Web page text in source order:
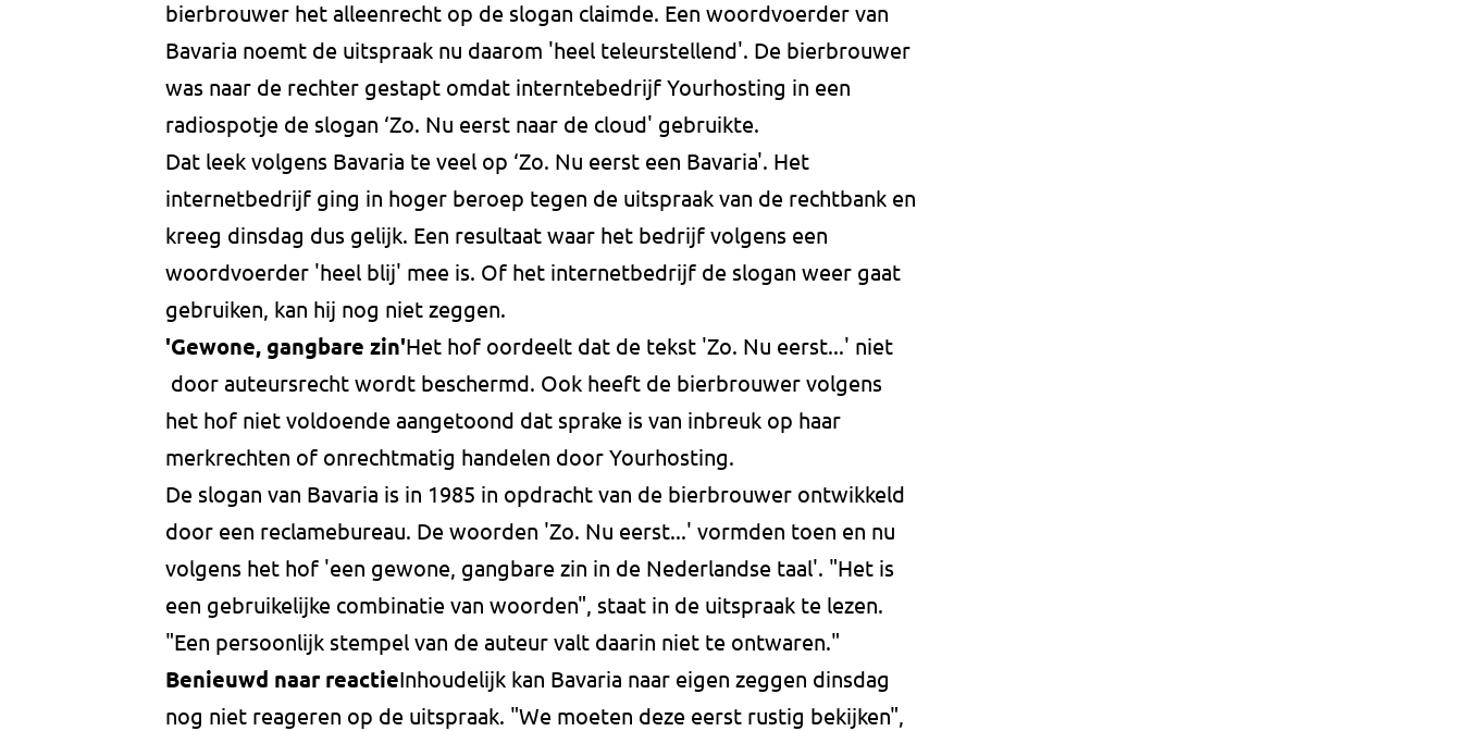
bierbrouwer het alleenrecht op de slogan claimde. Een woordvoerder van
Bavaria noemt de uitspraak nu daarom 'heel teleurstellend'. De bierbrouwer
was naar de rechter gestapt omdat interntebedrijf Yourhosting in een
radiospotje de slogan ‘Zo. Nu eerst naar de cloud' gebruikte.
Dat leek volgens Bavaria te veel op ‘Zo. Nu eerst een Bavaria'. Het
internetbedrijf ging in hoger beroep tegen de uitspraak van de rechtbank en
kreeg dinsdag dus gelijk. Een resultaat waar het bedrijf volgens een
woordvoerder 'heel blij' mee is. Of het internetbedrijf de slogan weer gaat
gebruiken, kan hij nog niet zeggen.
'Gewone, gangbare zin'Het hof oordeelt dat de tekst 'Zo. Nu eerst...' niet
door auteursrecht wordt beschermd. Ook heeft de bierbrouwer volgens
het hof niet voldoende aangetoond dat sprake is van inbreuk op haar
merkrechten of onrechtmatig handelen door Yourhosting.
De slogan van Bavaria is in 1985 in opdracht van de bierbrouwer ontwikkeld
door een reclamebureau. De woorden 'Zo. Nu eerst...' vormden toen en nu
volgens het hof 'een gewone, gangbare zin in de Nederlandse taal'. "Het is
een gebruikelijke combinatie van woorden", staat in de uitspraak te lezen.
"Een persoonlijk stempel van de auteur valt daarin niet te ontwaren."
Benieuwd naar reactieInhoudelijk kan Bavaria naar eigen zeggen dinsdag
nog niet reageren op de uitspraak. "We moeten deze eerst rustig bekijken",